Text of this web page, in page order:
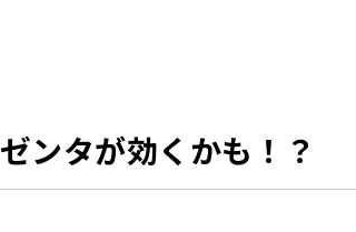
ンタが効くかも！？